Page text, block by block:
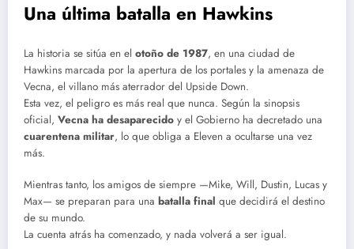
Una última batalla en Hawkins
La historia se sitúa en el otoño de 1987, en una ciudad de
Hawkins marcada por la apertura de los portales y la amenaza de
Vecna, el villano más aterrador del Upside Down.
Esta vez, el peligro es más real que nunca. Según la sinopsis
oficial, Vecna ha desaparecido y el Gobierno ha decretado una
cuarentena militar, lo que obliga a Eleven a ocultarse una vez
más.
Mientras tanto, los amigos de siempre —Mike, Will, Dustin, Lucas y
Max— se preparan para una batalla final que decidirá el destino
de su mundo.
La cuenta atrás ha comenzado, y nada volverá a ser igual.